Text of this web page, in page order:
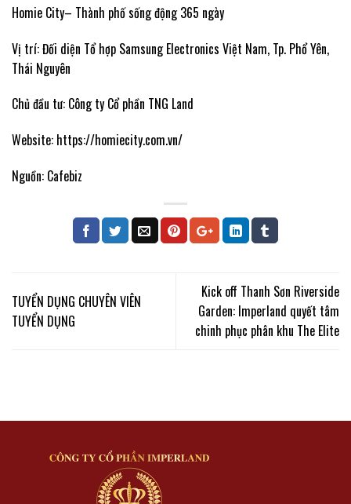
Homie City– Thành phố sống động 365 ngày
Vị trí: Đối diện Tổ hợp Samsung Electronics Việt Nam, Tp. Phổ Yên,
Thái Nguyên
Chủ đầu tư: Công ty Cổ phần TNG Land
Website: https://homiecity.com.vn/
Nguồn: Cafebiz
TUYỂN DỤNG CHUYÊN VIÊN
TUYỂN DỤNG
Kick off Thanh Sơn Riverside
Garden: Imperland quyết tâm
chinh phục phân khu The Elite